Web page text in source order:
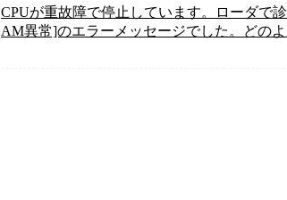
CPUが重故障で停止しています。ローダで
AM異常]のエラーメッセージでした。どの